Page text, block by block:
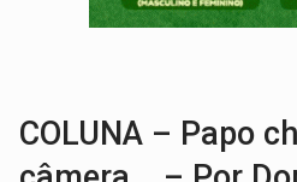
PF ESTÁ
COLUNA – Papo